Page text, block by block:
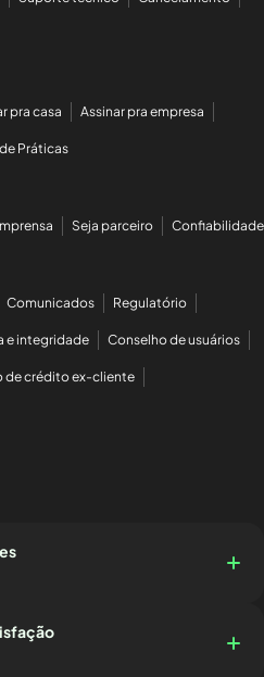
pra casa Assinar pra empresa
Práticas
Seja parceiro Confiabilidade
Comunicados Regulatório
e integridade Conselho de usuários
de crédito ex-cliente